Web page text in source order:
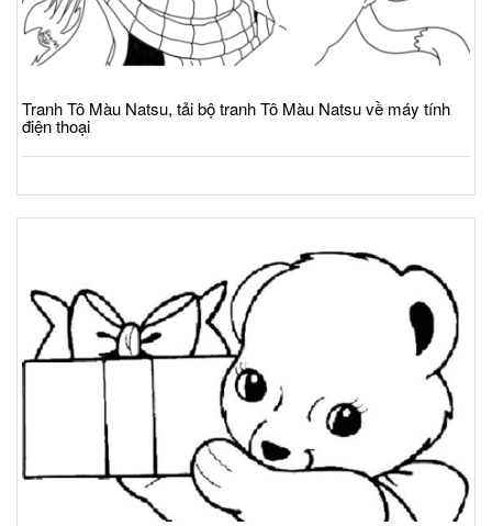
Tranh Tô Màu Natsu, tải bộ tranh Tô Màu Natsu về máy tính
điện thoại